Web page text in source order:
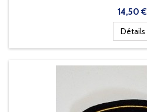
Prix
14,50 €
Détails